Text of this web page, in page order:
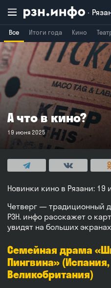
Все Итоги года Кино
Владимир
А что в кино?
19 июня 2025
Новинки кино в Рязани: 19
Четверг — традиционный
РЗН. инфо расскажет о
увидят на больших
Семейная драма
Пингвина»
Великобритания)